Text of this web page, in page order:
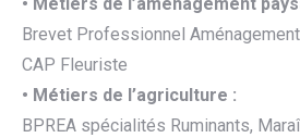
Brevet Professionnel
CAP Fleuriste
• Métiers de l’agriculture :
BPREA spécialités Ruminants,